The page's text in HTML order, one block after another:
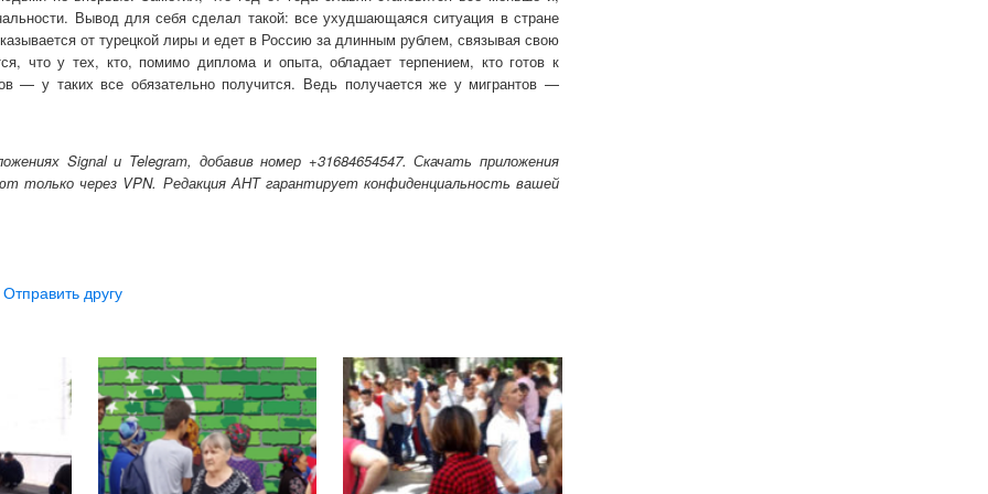
Вывод для себя сделал такой: все ухудшающаяся ситуация в стране
от турецкой лиры и едет в Россию за длинным рублем, связывая свою
что у тех, кто, помимо диплома и опыта, обладает терпением, кто готов к
— у таких все обязательно получится. Ведь получается же у мигрантов —
Signal и Telegram, добавив номер +31684654547. Скачать приложения
только через VPN. Редакция АНТ гарантирует конфиденциальность вашей
другу